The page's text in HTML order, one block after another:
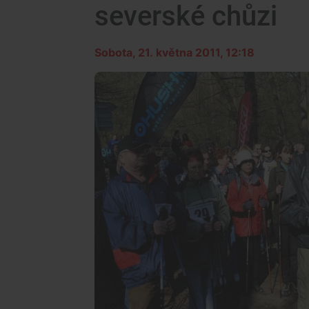
severské chůzi
Sobota, 21. května 2011, 12:18